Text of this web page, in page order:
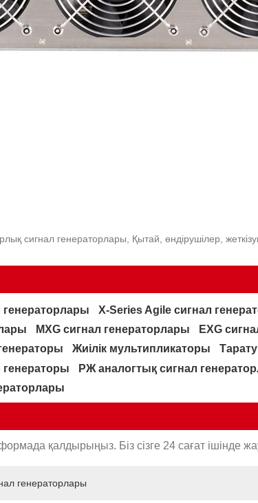
сигнал генераторлары, Қытай, өндірушілер,
генераторлары
X-Series Agile сигнал
MXG сигнал генераторлары
EXG
Жиілік мультипликаторы
генераторы
РЖ аналогтық сигнал
қалдырыңыз. Біз сізге 24 сағат ішінде